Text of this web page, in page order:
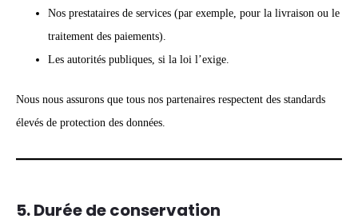
Nos prestataires de services (par exemple, pour la livraison ou le
traitement des paiements).
Les autorités publiques, si la loi l’exige.
Nous nous assurons que tous nos partenaires respectent des standards
élevés de protection des données.
5. Durée de conservation